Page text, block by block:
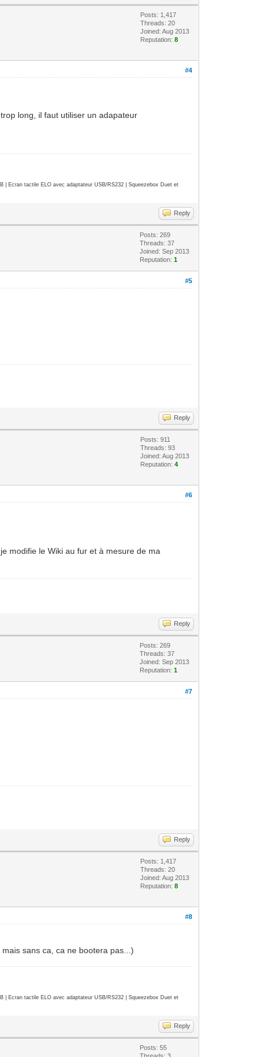
Posts: 1,417
Threads: 20
Joined: Aug 2013
Reputation:8
#4
long, il faut utiliser un adapateur
| Ecran tactile ELO avec adaptateur USB/RS232 | Squeezebox Duet et
Reply
Posts: 269
Threads: 37
Joined: Sep 2013
Reputation:1
#5
Reply
Posts: 911
Threads: 93
Joined: Aug 2013
Reputation:4
#6
modifie le Wiki au fur et à mesure de ma
Reply
Posts: 269
Threads: 37
Joined: Sep 2013
Reputation:1
#7
Reply
Posts: 1,417
Threads: 20
Joined: Aug 2013
Reputation:8
#8
sans ca, ca ne bootera pas...)
| Ecran tactile ELO avec adaptateur USB/RS232 | Squeezebox Duet et
Reply
Posts: 55